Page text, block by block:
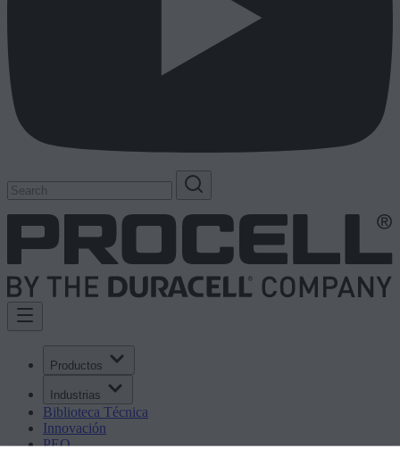
Productos
Industrias
Biblioteca Técnica
Innovación
PEO